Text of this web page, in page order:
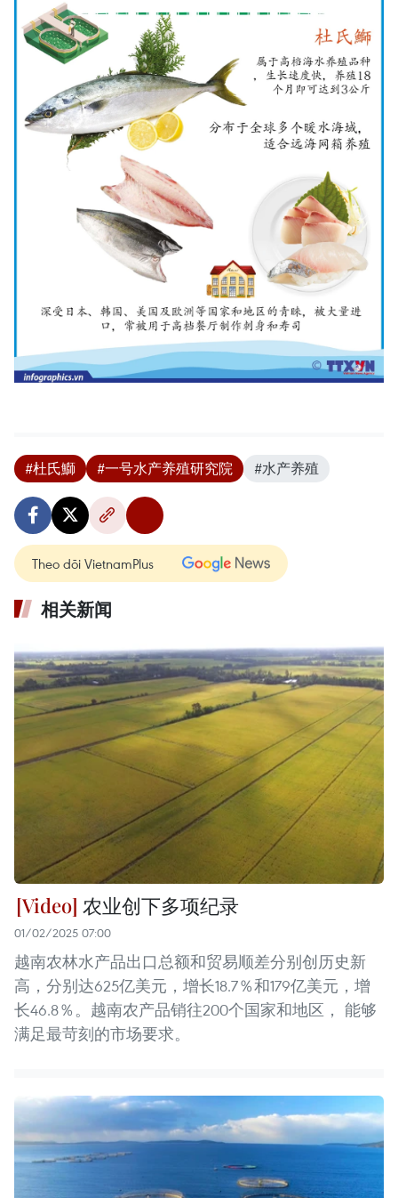
#杜氏鰤 #一号水产养殖研究院 #水产养殖
Theo dõi VietnamPlus
相关新闻
农业创下多项纪录
01/02/2025 07:00
越南农林水产品出口总额和贸易顺差分别创历史新
高，分别达625亿美元，增长18.7％和179亿美元，增
长46.8％。越南农产品销往200个国家和地区， 能够
满足最苛刻的市场要求。